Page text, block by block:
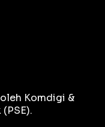
Komdigi &